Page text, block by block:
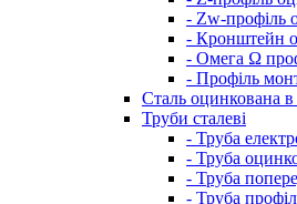
- Zw-профіль
- Кронштейн
- Омега Ω
- Профіль
Сталь оцинкована в
Труби сталеві
- Труба
- Труба
- Труба
- Труба